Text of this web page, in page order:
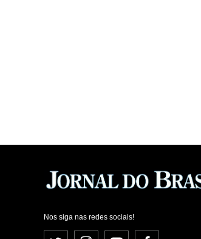
Nos siga nas redes sociais!